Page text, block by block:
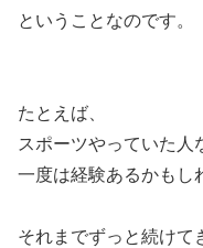
ということなのです。
たとえば、
スポーツやっていた人
一度は経験あるかもし
それまでずっと続けて